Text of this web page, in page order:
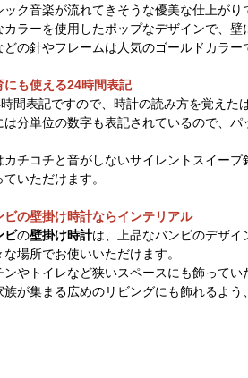
ック音楽が流れてきそうな優美な仕上が
カラーを使用したポップなデザインで、
どの針やフレームは人気のゴールドカラ
にも使える24時間表記
間表記ですので、時計の読み方を覚えた
は分単位の数字も表記されているので、
カチコチと音がしないサイレントスイー
いただけます。
ビの壁掛け時計ならインテリアル
ビの壁掛け時計は、上品なバンビのデザ
場所でお使いいただけます。
ンやトイレなど狭いスペースにも飾って
族が集まる広めのリビングにも飾れるよ